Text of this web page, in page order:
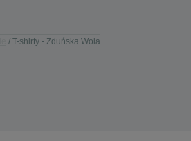
T-shirty - Zduńska Wola